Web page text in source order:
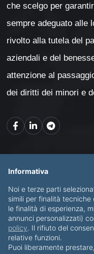
che scelgo per
sempre adeguato alle
rivolto alla tutela del
aziendali e del
attenzione al
dei diritti dei minori e
CHI SONO
BLOG
Informativa
Noi e terze parti
simili per finalità
le finalità di esperienza,
annunci personalizzati)
policy. Il rifiuto del
relative funzioni.
Puoi liberamente